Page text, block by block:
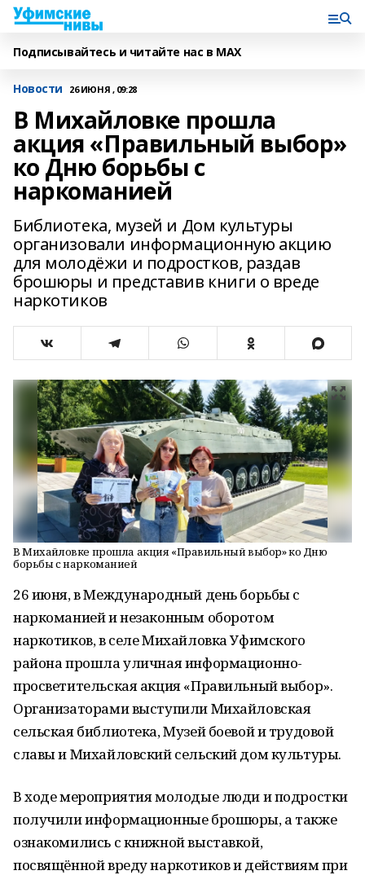
Подписывайтесь и читайте нас в MAX
Новости 26 ИЮНЯ , 09:28
В Михайловке прошла
акция «Правильный выбор»
ко Дню борьбы с
наркоманией
Библиотека, музей и Дом культуры
организовали информационную акцию
для молодёжи и подростков, раздав
брошюры и представив книги о вреде
наркотиков
В Михайловке прошла акция «Правильный выбор» ко Дню
борьбы с наркоманией
26 июня, в Международный день борьбы с
наркоманией и незаконным оборотом
наркотиков, в селе Михайловка Уфимского
района прошла уличная информационно-
просветительская акция «Правильный выбор».
Организаторами выступили Михайловская
сельская библиотека, Музей боевой и трудовой
славы и Михайловский сельский дом культуры.
В ходе мероприятия молодые люди и подростки
получили информационные брошюры, а также
ознакомились с книжной выставкой,
посвящённой вреду наркотиков и действиям при